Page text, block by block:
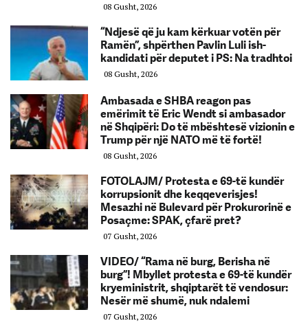
08 Gusht, 2026
“Ndjesë që ju kam kërkuar votën për
Ramën”, shpërthen Pavlin Luli ish-
kandidati për deputet i PS: Na tradhtoi
08 Gusht, 2026
Ambasada e SHBA reagon pas
emërimit të Eric Wendt si ambasador
në Shqipëri: Do të mbështesë vizionin e
Trump për një NATO më të fortë!
08 Gusht, 2026
FOTOLAJM/ Protesta e 69-të kundër
korrupsionit dhe keqqeverisjes!
Mesazhi në Bulevard për Prokurorinë e
Posaçme: SPAK, çfarë pret?
07 Gusht, 2026
VIDEO/ “Rama në burg, Berisha në
burg”! Mbyllet protesta e 69-të kundër
kryeministrit, shqiptarët të vendosur:
Nesër më shumë, nuk ndalemi
07 Gusht, 2026